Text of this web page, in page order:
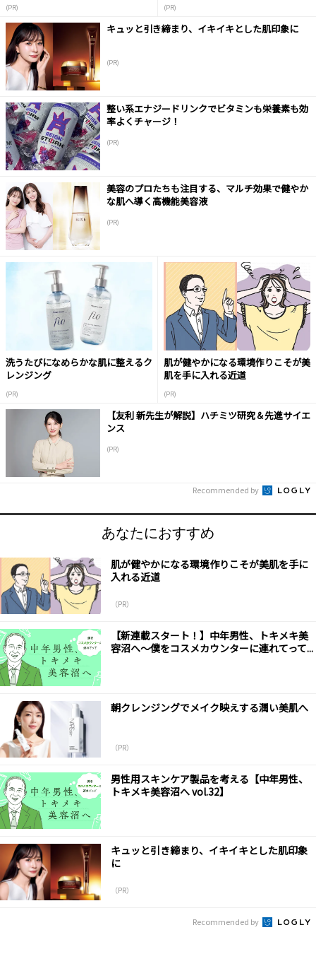
(PR) (PR)
キュッと引き締まり、イキイキとした肌印象に
(PR)
整い系エナジードリンクでビタミンも栄養素も効
率よくチャージ！
(PR)
美容のプロたちも注目する、マルチ効果で健やか
な肌へ導く高機能美容液
(PR)
洗うたびになめらかな肌に整えるク
レンジング
(PR)
肌が健やかになる環境作りこそが美
肌を手に入れる近道
(PR)
【友利 新先生が解説】ハチミツ研究＆先進サイエ
ンス
(PR)
Recommended by
あなたにおすすめ
肌が健やかになる環境作りこそが美肌を手に
入れる近道
（PR）
【新連載スタート！】中年男性、トキメキ美
容沼へ～僕をコスメカウンターに連れてって...
朝クレンジングでメイク映えする潤い美肌へ
（PR）
男性用スキンケア製品を考える【中年男性、
トキメキ美容沼へ vol.32】
キュッと引き締まり、イキイキとした肌印象
に
（PR）
Recommended by